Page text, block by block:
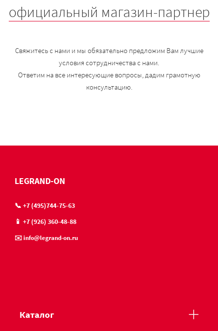
официальный магазин-партнер
Свяжитесь с нами и мы обязательно предложим Вам лучшие
условия сотрудничества с нами.
Ответим на все интересующие вопросы, дадим грамотную
консультацию.
LEGRAND-ON
📞 +7 (495)744-75-63
📱 +7 (926) 360-48-88
✉️ info@legrand-on.ru
Каталог